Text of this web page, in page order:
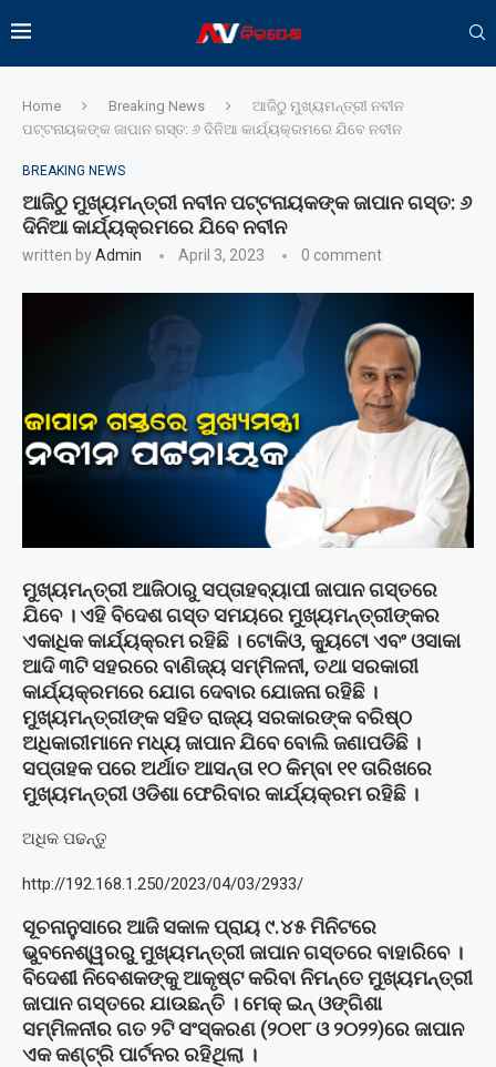
Home Breaking News
ଆଜିଠୁ ମୁଖ୍ୟମନ୍ତ୍ରୀ ନବୀନ
ପଟ୍ଟନାୟକଙ୍କ ଜାପାନ ଗସ୍ତ: ୬ ଦିନିଆ କାର୍ଯ୍ୟକ୍ରମରେ ଯିବେ ନବୀନ
BREAKING NEWS
ଆଜିଠୁ ମୁଖ୍ୟମନ୍ତ୍ରୀ ନବୀନ ପଟ୍ଟନାୟକଙ୍କ ଜାପାନ ଗସ୍ତ: ୬
ଦିନିଆ କାର୍ଯ୍ୟକ୍ରମରେ ଯିବେ ନବୀନ
written byAdmin April 3, 2023 0 comment
ମୁଖ୍ୟମନ୍ତ୍ରୀ ଆଜିଠାରୁ ସପ୍ତାହବ୍ୟାପୀ ଜାପାନ ଗସ୍ତରେ
ଯିବେ । ଏହି ବିଦେଶ ଗସ୍ତ ସମୟରେ ମୁଖ୍ୟମନ୍ତ୍ରୀଙ୍କର
ଏକାଧିକ କାର୍ଯ୍ୟକ୍ରମ ରହିଛି । ଟୋକିଓ, କ୍ୟୁଟୋ ଏବଂ ଓସାକା
ଆଦି ୩ଟି ସହରରେ ବାଣିଜ୍ୟ ସମ୍ମିଳନୀ, ତଥା ସରକାରୀ
କାର୍ଯ୍ୟକ୍ରମରେ ଯୋଗ ଦେବାର ଯୋଜନା ରହିଛି ।
ମୁଖ୍ୟମନ୍ତ୍ରୀଙ୍କ ସହିତ ରାଜ୍ୟ ସରକାରଙ୍କ ବରିଷ୍ଠ
ଅଧିକାରୀମାନେ ମଧ୍ୟ ଜାପାନ ଯିବେ ବୋଲି ଜଣାପଡିଛି ।
ସପ୍ତାହକ ପରେ ଅର୍ଥାତ ଆସନ୍ତା ୧୦ କିମ୍ବା ୧୧ ତାରିଖରେ
ମୁଖ୍ୟମନ୍ତ୍ରୀ ଓଡିଶା ଫେରିବାର କାର୍ଯ୍ୟକ୍ରମ ରହିଛି ।
ଅଧିକ ପଢନ୍ତୁ
http://192.168.1.250/2023/04/03/2933/
ସୂଚନାନୁସାରେ ଆଜି ସକାଳ ପ୍ରାୟ ୯.୪୫ ମିନିଟରେ
ଭୁବନେଶ୍ୱରରୁ ମୁଖ୍ୟମନ୍ତ୍ରୀ ଜାପାନ ଗସ୍ତରେ ବାହାରିବେ ।
ବିଦେଶୀ ନିବେଶକଙ୍କୁ ଆକୃଷ୍ଟ କରିବା ନିମନ୍ତେ ମୁଖ୍ୟମନ୍ତ୍ରୀ
ଜାପାନ ଗସ୍ତରେ ଯାଉଛନ୍ତି । ମେକ୍ ଇନ୍ ଓଙ୍ଗିଶା
ସମ୍ମିଳନୀର ଗତ ୨ଟି ସଂସ୍କରଣ (୨୦୧୮ ଓ ୨୦୨୨)ରେ ଜାପାନ
ଏକ କଣ୍ଟ୍ରି ପାର୍ଟନର ରହିଥିଲା ।